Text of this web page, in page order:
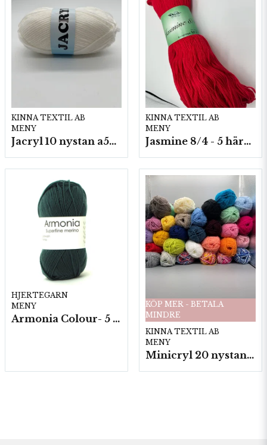
KINNA TEXTIL AB
MENY
Jacryl 10 nystan a50g./fp.
KINNA TEXTIL AB
MENY
Jasmine 8/4 - 5 härvor a200g./fp.
HJERTEGARN
MENY
Armonia Colour- 5 härv/fp. a100 g.
KÖP MER - BETALA
MINDRE
KINNA TEXTIL AB
MENY
Minicryl 20 nystan a25g./fp.